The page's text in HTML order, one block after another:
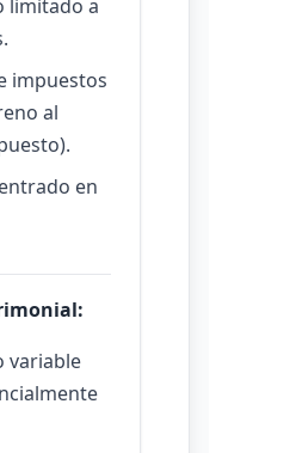
limitado a
impuestos
al
en
variable